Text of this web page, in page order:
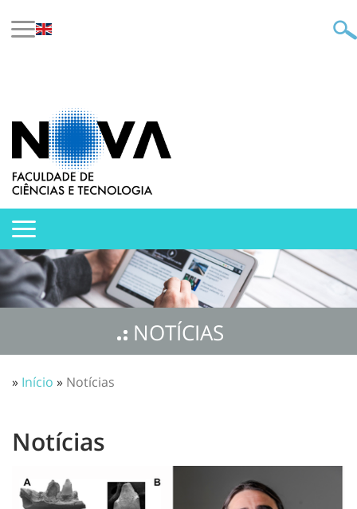
NOTÍCIAS
» Início » Notícias
Notícias